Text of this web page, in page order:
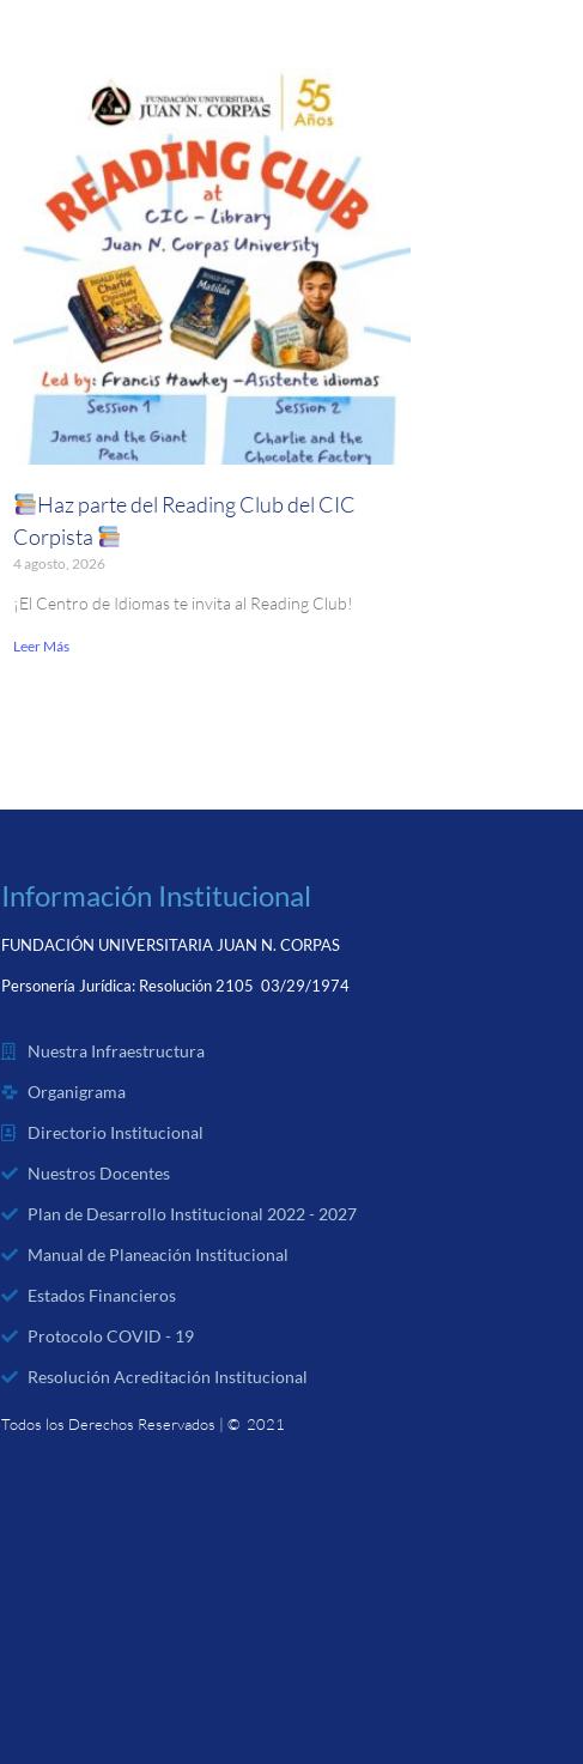
Haz parte del Reading Club del CIC
Corpista
4 agosto, 2026
¡El Centro de Idiomas te invita al Reading Club!
Leer Más
Información Institucional
FUNDACIÓN UNIVERSITARIA JUAN N. CORPAS
Personería Jurídica: Resolución 2105 03/29/1974
Nuestra Infraestructura
Organigrama
Directorio Institucional
Nuestros Docentes
Plan de Desarrollo Institucional 2022 - 2027
Manual de Planeación Institucional
Estados Financieros
Protocolo COVID - 19
Resolución Acreditación Institucional
Todos los Derechos Reservados | © 2021